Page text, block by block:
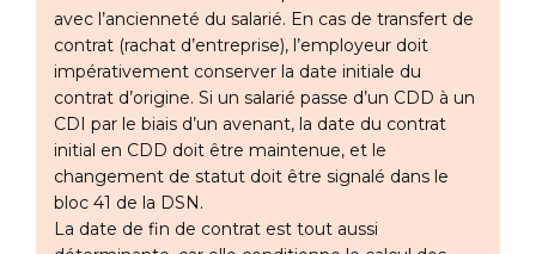
avec l’ancienneté du salarié. En cas de transfert de
contrat (rachat d’entreprise), l’employeur doit
impérativement conserver la date initiale du
contrat d’origine. Si un salarié passe d’un CDD à un
CDI par le biais d’un avenant, la date du contrat
initial en CDD doit être maintenue, et le
changement de statut doit être signalé dans le
bloc 41 de la DSN.
La date de fin de contrat est tout aussi